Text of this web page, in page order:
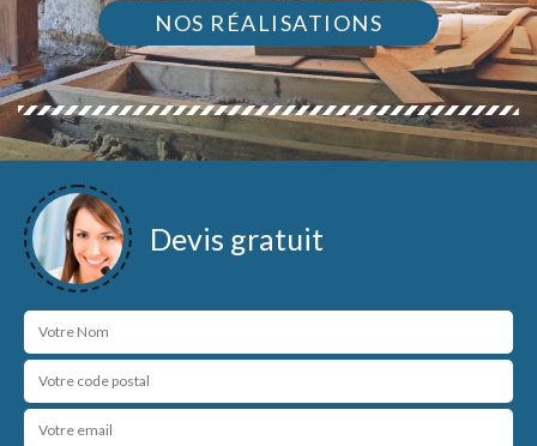
NOS RÉALISATIONS
Devis gratuit